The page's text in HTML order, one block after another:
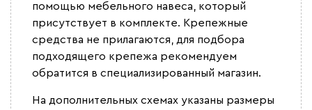
помощью мебельного навеса, который
присутствует в комплекте. Крепежные
средства не прилагаются, для подбора
подходящего крепежа рекомендуем
обратится в специализированный магазин.
На дополнительных схемах указаны размеры